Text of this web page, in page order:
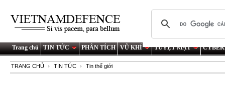
Trang chủ TIN TỨC PHÂN TÍCH VŨ KHÍ TUYỆT MẬT
TRANG CHỦ TIN TỨC Tin thế giới